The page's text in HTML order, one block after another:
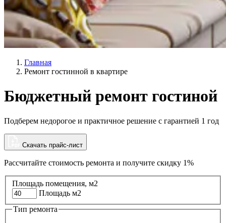
Главная
Ремонт гостинной в квартире
Бюджетный ремонт гостиной
Подберем недорогое и практичное решение с гарантией 1 год
Скачать прайс-лист
Рассчитайте стоимость ремонта и получите скидку 1%
Площадь помещения, м2
Площадь м2
Тип ремонта